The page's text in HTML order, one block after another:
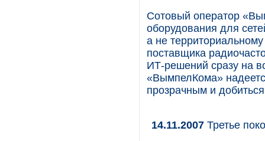
Сотовый оператор
оборудования для
а не
поставщика
ИТ-решений сразу на
«ВымпелКома»
прозрачным и
14.11.2007 Третье